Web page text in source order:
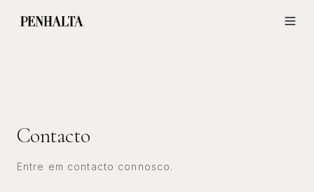
Contacto
Entre em contacto connosco.